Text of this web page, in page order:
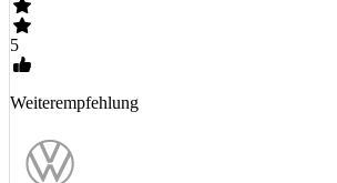
5
Weiterempfehlung